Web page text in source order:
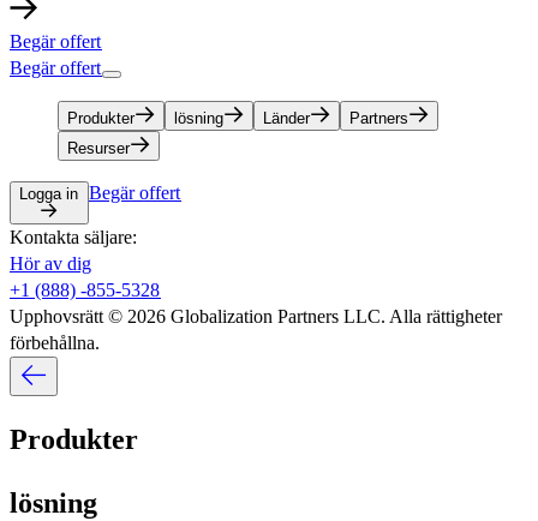
Begär offert​​
Begär offert​​
Produkter​​ lösning​​ Länder​​
Partners​​
Resurser​​
Logga in​​ Begär offert​​
Kontakta säljare:​​
Hör av dig​​
+1 (888) -855-5328​​
Upphovsrätt © 2026 Globalization Partners LLC. Alla rättigheter
förbehållna.​​
Produkter​​
lösning​​